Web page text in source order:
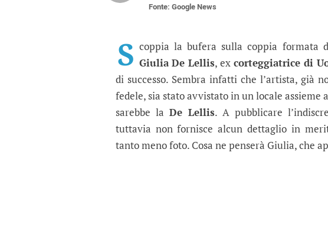
Fonte: Google News
Uomini e Donne gossip,
La storia tra il cantante Irama e Giulia
S coppia la bufera sulla coppia formata
Giulia De Lellis, ex corteggiatrice di
di successo. Sembra infatti che l’artista, già
fedele, sia stato avvistato in un locale assieme
sarebbe la De Lellis. A pubblicare
tuttavia non fornisce alcun dettaglio in
tanto meno foto. Cosa ne penserà Giulia, che